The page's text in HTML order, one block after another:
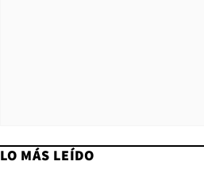
LO MÁS LEÍDO